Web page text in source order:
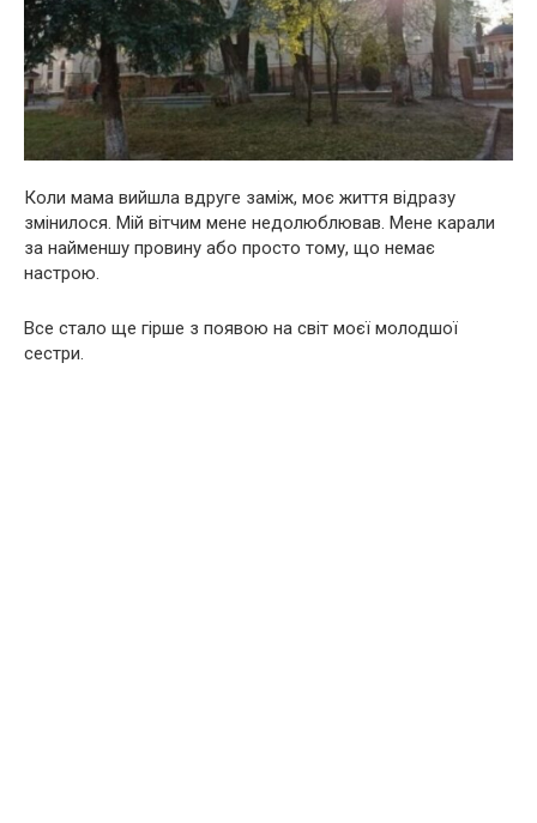
Коли мама вийшла вдруге заміж, моє життя відразу
змінилося. Мій вітчим мене недолюблював. Мене карали
за найменшу провину або просто тому, що немає
настрою.
Все стало ще гірше з появою на світ моєї молодшої
сестри.